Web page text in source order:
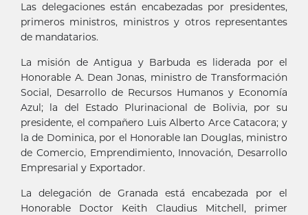
Las delegaciones están encabezadas por presidentes,
primeros ministros, ministros y otros representantes
de mandatarios.
La misión de Antigua y Barbuda es liderada por el
Honorable A. Dean Jonas, ministro de Transformación
Social, Desarrollo de Recursos Humanos y Economía
Azul; la del Estado Plurinacional de Bolivia, por su
presidente, el compañero Luis Alberto Arce Catacora; y
la de Dominica, por el Honorable Ian Douglas, ministro
de Comercio, Emprendimiento, Innovación, Desarrollo
Empresarial y Exportador.
La delegación de Granada está encabezada por el
Honorable Doctor Keith Claudius Mitchell, primer